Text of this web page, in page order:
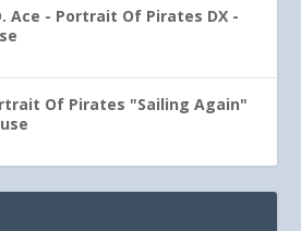
Ace - Portrait Of Pirates DX -
Of Pirates "Sailing Again"